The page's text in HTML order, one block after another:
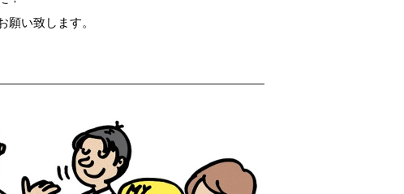
願い致します。